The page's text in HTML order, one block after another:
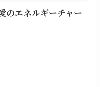
のエネルギーチャー